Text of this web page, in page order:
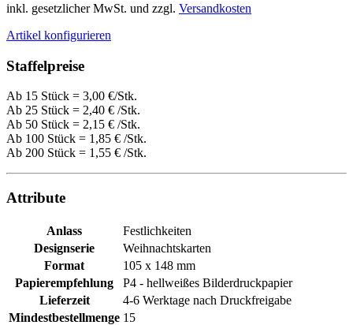
inkl. gesetzlicher MwSt. und zzgl. Versandkosten
Artikel konfigurieren
Staffelpreise
Ab 15 Stück = 3,00 €/Stk.
Ab 25 Stück = 2,40 € /Stk.
Ab 50 Stück = 2,15 € /Stk.
Ab 100 Stück = 1,85 € /Stk.
Ab 200 Stück = 1,55 € /Stk.
Attribute
Anlass
Festlichkeiten
Designserie
Weihnachtskarten
Format
105 x 148 mm
Papierempfehlung
P4 - hellweißes Bilderdruckpapier
Lieferzeit
4-6 Werktage nach Druckfreigabe
Mindestbestellmenge 15